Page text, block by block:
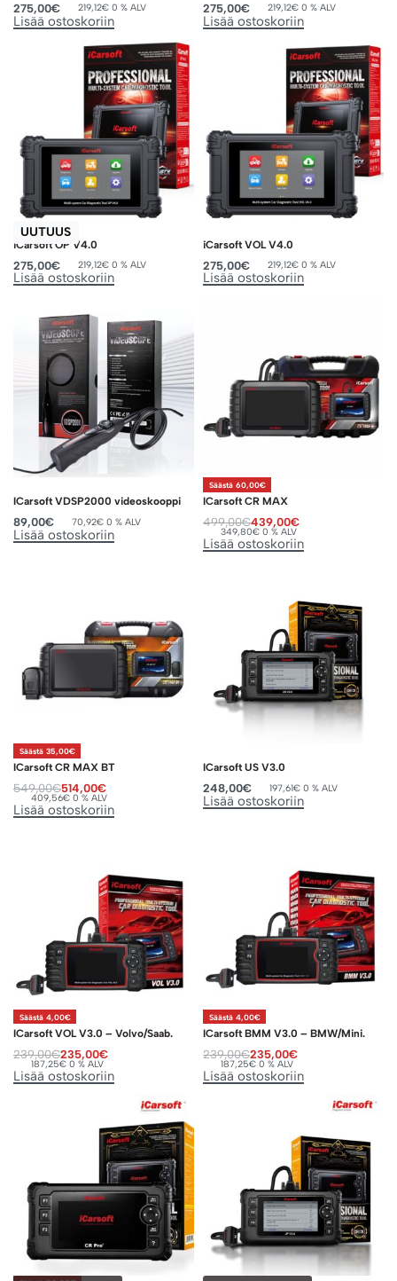
275,00€ 219,12€ 0 % ALV
Lisää ostoskoriin
275,00€ 219,12€ 0 % ALV
Lisää ostoskoriin
UUTUUS
iCarsoft OP V4.0
275,00€ 219,12€ 0 % ALV
Lisää ostoskoriin
iCarsoft VOL V4.0
275,00€ 219,12€ 0 % ALV
Lisää ostoskoriin
ICarsoft VDSP2000 videoskooppi
89,00€ 70,92€ 0 % ALV
Lisää ostoskoriin
Säästä 60,00€
ICarsoft CR MAX
499,00€439,00€
349,80€ 0 % ALV
Lisää ostoskoriin
Säästä 35,00€
ICarsoft CR MAX BT
549,00€514,00€
409,56€ 0 % ALV
Lisää ostoskoriin
ICarsoft US V3.0
248,00€ 197,61€ 0 % ALV
Lisää ostoskoriin
Säästä 4,00€
ICarsoft VOL V3.0 – Volvo/Saab.
239,00€235,00€
187,25€ 0 % ALV
Lisää ostoskoriin
Säästä 4,00€
ICarsoft BMM V3.0 – BMW/Mini.
239,00€235,00€
187,25€ 0 % ALV
Lisää ostoskoriin